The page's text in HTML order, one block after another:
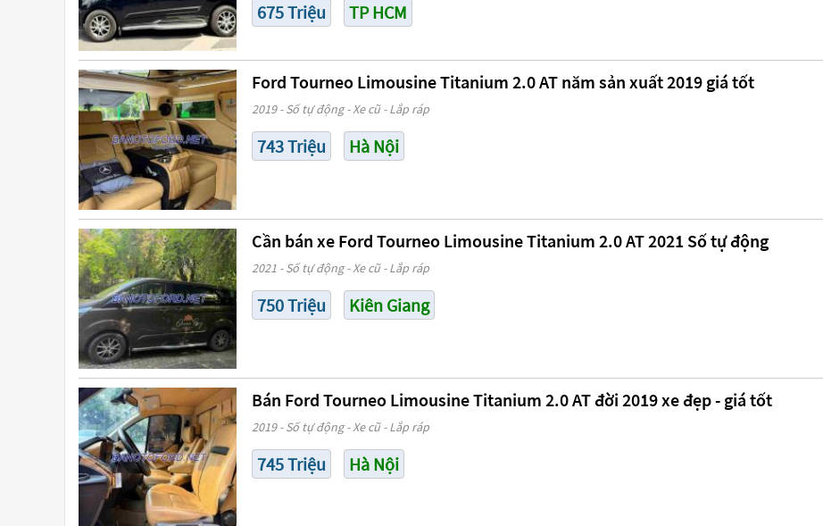
675 Triệu TP HCM
Ford Tourneo Limousine Titanium 2.0 AT năm sản xuất 2019 giá tốt
2019 - Số tự động - Xe cũ - Lắp ráp
743 Triệu Hà Nội
Cần bán xe Ford Tourneo Limousine Titanium 2.0 AT 2021 Số tự động
2021 - Số tự động - Xe cũ - Lắp ráp
750 Triệu Kiên Giang
Bán Ford Tourneo Limousine Titanium 2.0 AT đời 2019 xe đẹp - giá tốt
2019 - Số tự động - Xe cũ - Lắp ráp
745 Triệu Hà Nội